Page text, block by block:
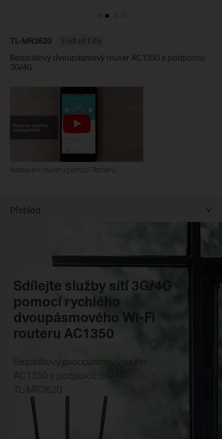
TL-MR3620
End of Life
Bezdrátový dvoupásmový router AC1350 s podporou
3G/4G
Nastavení routeru pomocí Tetheru
Přehled
Sdílejte služby sítí 3G/4G
pomocí rychlého
dvoupásmového Wi-Fi
routeru AC1350
Bezdrátový dvoupásmový router
AC1350 s podporou 3G/4G
TL-MR3620